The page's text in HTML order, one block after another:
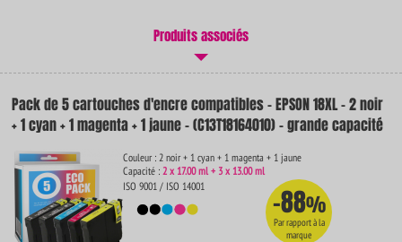
Produits associés
Pack de 5 cartouches d'encre compatibles - EPSON 18XL - 2 noir
+ 1 cyan + 1 magenta + 1 jaune - (C13T18164010) - grande capacité
Couleur : 2 noir + 1 cyan + 1 magenta + 1 jaune
Capacité :2 x 17.00 ml + 3 x 13.00 ml
ISO 9001 / ISO 14001
-88%
Par rapport à la
marque